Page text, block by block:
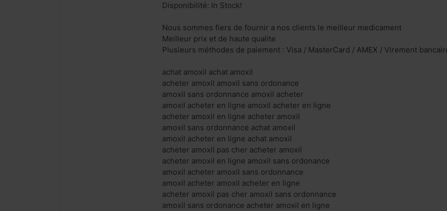
Disponibilité: In Stock!
Nous sommes fiers de fournir a nos clients le meilleur medicament
Meilleur prix et de haute qualite
Plusieurs méthodes de paiement : Visa / MasterCard / AMEX / Virement
achat amoxil achat amoxil
acheter amoxil amoxil sans ordonance
amoxil sans ordonnance amoxil acheter
amoxil acheter en ligne amoxil acheter en ligne
acheter amoxil en ligne acheter amoxil
amoxil sans ordonnance achat amoxil
amoxil acheter en ligne achat amoxil
acheter amoxil pas cher acheter amoxil
acheter amoxil en ligne amoxil sans ordonance
amoxil acheter amoxil sans ordonnance
amoxil acheter amoxil acheter en ligne
acheter amoxil pas cher amoxil sans ordonnance
amoxil sans ordonance acheter amoxil en ligne